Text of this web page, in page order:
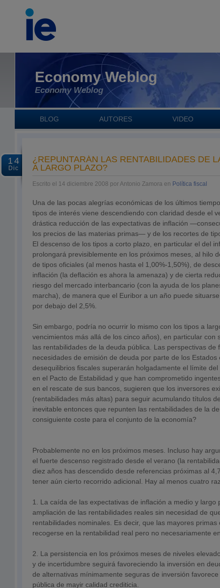
Economy Weblog
Economy Weblog
BLOG AUTORES VIDEO
14
Dic
¿REPUNTARÁN LAS RENTABILIDADES DE
A LARGO PLAZO?
Escrito el 14 diciembre 2008 por Antonio Zamora en Política fiscal
Una de las pocas alegrías económicas de los últimos
tipos de interés viene descendiendo con claridad desde el
drástica reducción de las expectativas de inflación
los precios de las materias primas— y de los recortes de
El descenso de los tipos a corto plazo, en particular el del
prolongará previsiblemente en los próximos meses, al hilo
de tipos oficiales (al menos hasta el 1,00%-1,50%), de
inflación (la deflación es ahora la amenaza) y de cierta
riesgo del mercado interbancario (con la ayuda de los
marcha), de manera que el Euribor a un año puede
por debajo del 2,5%.
Sin embargo, podría no ocurrir lo mismo con los tipos a
vencimientos más allá de los cinco años), en particular con
las rentabilidades de la deuda pública. Las perspectivas de
necesidades de emisión de deuda por parte de los Estados
desequilibrios fiscales superarán holgadamente el límite
en el Pacto de Estabilidad y que han comprometido
en el rescate de sus bancos, sugieren que los inversores
(rentabilidades más altas) para seguir acumulando títulos
inevitable entonces que repunten las rentabilidades de la
consiguiente coste para el conjunto de la economía?
Probablemente no en los próximos meses. Incluso hay
el fuerte descenso registrado desde el verano (la
diez años has descendido desde referencias próximas al
tener aún cierto recorrido adicional. Hay al menos cuatro
1. La caída de las expectativas de inflación a medio y largo
ampliación de las rentabilidades reales sin necesidad de
rentabilidades nominales. Es decir, que las mayores
recogerse en la rentabilidad real pero no necesariamente
2. La persistencia en los próximos meses de niveles
y de incertidumbre seguirá favoreciendo la inversión en
de alternativas mínimamente seguras de inversión
pública de mayir calidad crediticia.